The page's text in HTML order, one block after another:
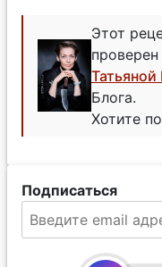
Этот
Татьяной
Блога.
Хотите
Подписаться